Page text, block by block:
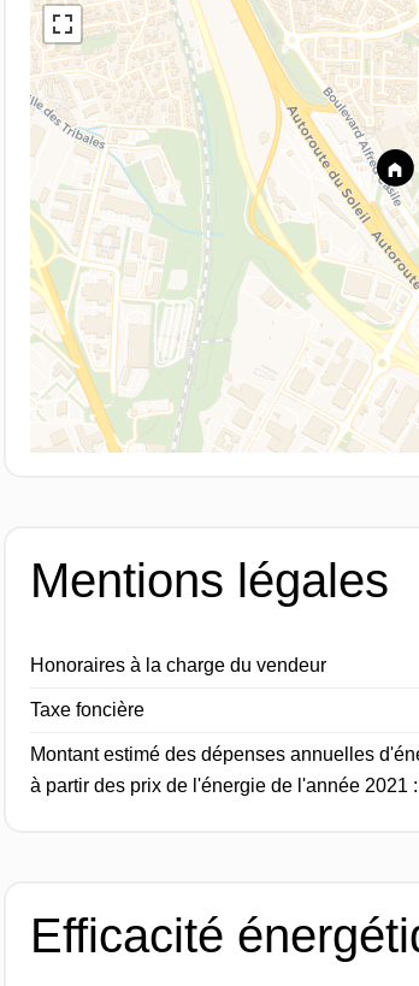
Mentions légales
Honoraires à la charge du vendeur
Taxe foncière
Montant estimé des dépenses annuelles
à partir des prix de l'énergie de l'année 2021
Efficacité